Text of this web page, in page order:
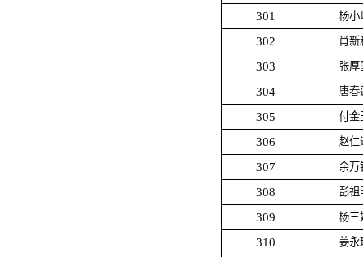
301 杨小
302 肖新
303 张厚
304 唐春
305 付金
306 赵仁
307 余万
308 彭祖
309 杨三
310 姜永